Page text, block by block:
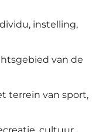
instelling,
van de
terrein van sport,
cultuur,